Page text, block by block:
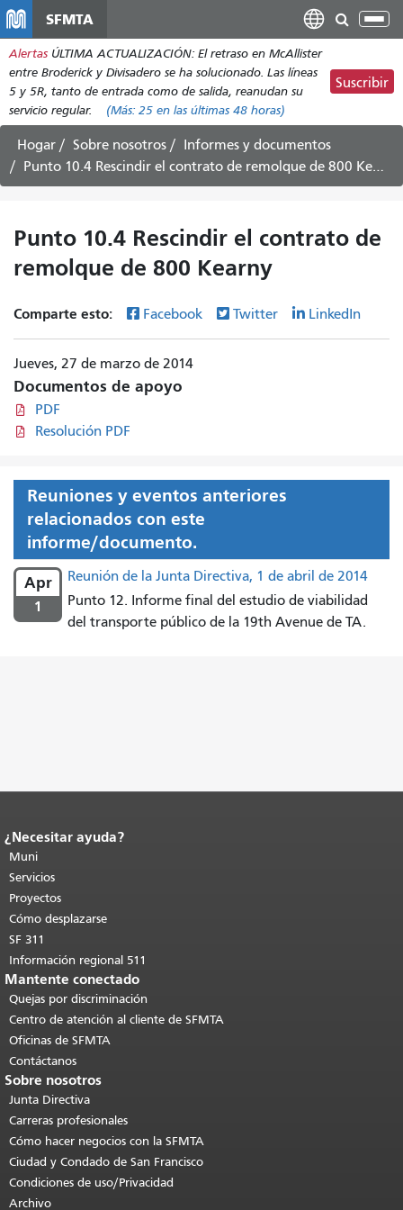
contenido
principal
SFMTA
Alertas ÚLTIMA ACTUALIZACIÓN: El retraso en McAllister
entre Broderick y Divisadero se ha solucionado. Las líneas
5 y 5R, tanto de entrada como de salida, reanudan su
servicio regular.
(Más: 25 en las últimas 48 horas)
Suscribir
Hogar Sobre nosotros
Informes y documentos
Punto 10.4 Rescindir el contrato de remolque de 800 Kearny
Punto 10.4 Rescindir el contrato de
remolque de 800 Kearny
Comparte esto: Facebook Twitter LinkedIn
Jueves, 27 de marzo de 2014
Documentos de apoyo
PDF
Resolución PDF
Reuniones y eventos anteriores
relacionados con este
informe/documento.
Apr
1
Reunión de la Junta Directiva, 1 de abril de 2014
Punto 12. Informe final del estudio de viabilidad
del transporte público de la 19th Avenue de TA.
Fin del contenido de la página.
de esta página se repite en todas las
páginas.Volver al principio del
contenido principal
¿Necesitar ayuda?
Muni
Servicios
Proyectos
Cómo desplazarse
SF 311
Información regional 511
Mantente conectado
Quejas por discriminación
Centro de atención al cliente de SFMTA
Oficinas de SFMTA
Contáctanos
Sobre nosotros
Junta Directiva
Carreras profesionales
Cómo hacer negocios con la SFMTA
Ciudad y Condado de San Francisco
Condiciones de uso/Privacidad
Archivo